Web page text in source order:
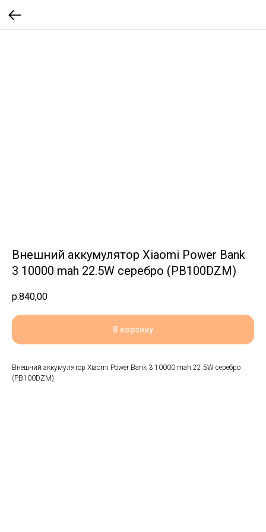
Внешний аккумулятор Xiaomi Power Bank
3 10000 mah 22.5W серебро (PB100DZM)
р.840,00
В корзину
Внешний аккумулятор Xiaomi Power Bank 3 10000 mah 22.5W серебро
(PB100DZM)